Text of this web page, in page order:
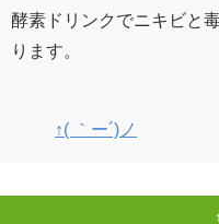
酵素ドリンクでニキビと
ります。
↑( ｀ー´)ノ